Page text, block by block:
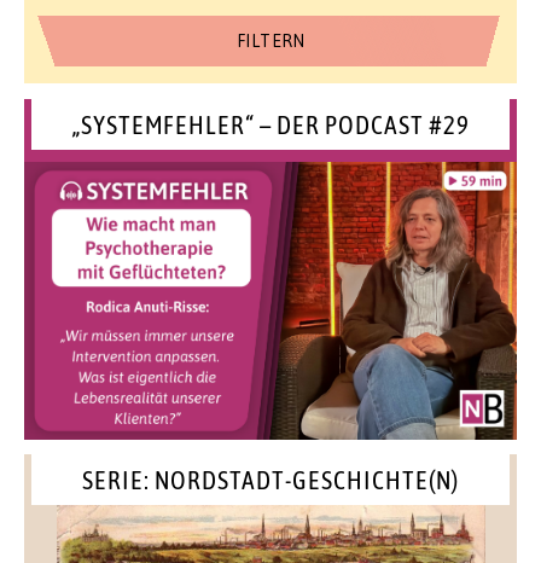
„SYSTEMFEHLER“ – DER PODCAST #29
SERIE: NORDSTADT-GESCHICHTE(N)